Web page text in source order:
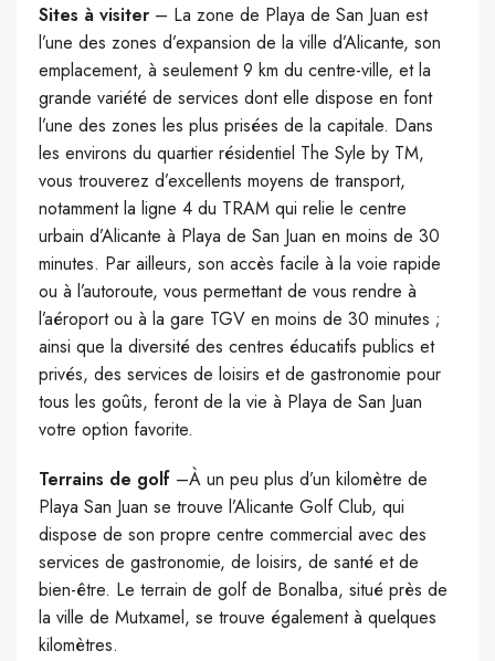
Sites à visiter – La zone de Playa de San Juan est
l’une des zones d’expansion de la ville d’Alicante, son
emplacement, à seulement 9 km du centre-ville, et la
grande variété de services dont elle dispose en font
l’une des zones les plus prisées de la capitale. Dans
les environs du quartier résidentiel The Syle by TM,
vous trouverez d’excellents moyens de transport,
notamment la ligne 4 du TRAM qui relie le centre
urbain d’Alicante à Playa de San Juan en moins de 30
minutes. Par ailleurs, son accès facile à la voie rapide
ou à l’autoroute, vous permettant de vous rendre à
l’aéroport ou à la gare TGV en moins de 30 minutes ;
ainsi que la diversité des centres éducatifs publics et
privés, des services de loisirs et de gastronomie pour
tous les goûts, feront de la vie à Playa de San Juan
votre option favorite.
Terrains de golf –À un peu plus d’un kilomètre de
Playa San Juan se trouve l’Alicante Golf Club, qui
dispose de son propre centre commercial avec des
services de gastronomie, de loisirs, de santé et de
bien-être. Le terrain de golf de Bonalba, situé près de
la ville de Mutxamel, se trouve également à quelques
kilomètres.